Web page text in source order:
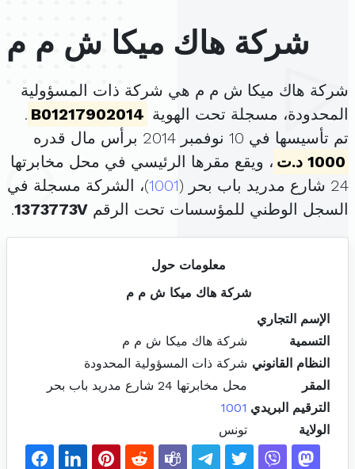
شركة هاك ميكا ش م م
شركة هاك ميكا ش م م هي شركة ذات المسؤولية
المحدودة، مسجلة تحت الهوية B01217902014
.
تم تأسيسها في 10 نوفمبر 2014 برأس مال قدره
1000 د.ت
، ويقع مقرها الرئيسي في محل مخابرتها
24 شارع مدريد باب بحر (
1001)، الشركة مسجلة في
السجل الوطني للمؤسسات تحت الرقم 1373773V
.
معلومات حول
شركة هاك ميكا ش م م
الإسم التجاري
التسمية
شركة هاك ميكا ش م م
النظام القانوني شركة ذات المسؤولية المحدودة
المقر
محل مخابرتها 24 شارع مدريد باب بحر
الترقيم البريدي 1001
الولاية
تونس